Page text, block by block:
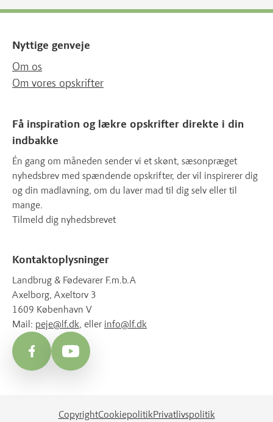
Nyttige genveje
Om os
Om vores opskrifter
Få inspiration og lækre opskrifter direkte i din
indbakke
Én gang om måneden sender vi et skønt, sæsonpræget
nyhedsbrev med spændende opskrifter, der vil inspirerer dig
og din madlavning, om du laver mad til dig selv eller til
mange.
Tilmeld dig nyhedsbrevet
Kontaktoplysninger
Landbrug & Fødevarer F.m.b.A
Axelborg, Axeltorv 3
1609 København V
Mail: peje@lf.dk, eller info@lf.dk
FacebookYouTube
CopyrightCookiepolitikPrivatlivspolitik